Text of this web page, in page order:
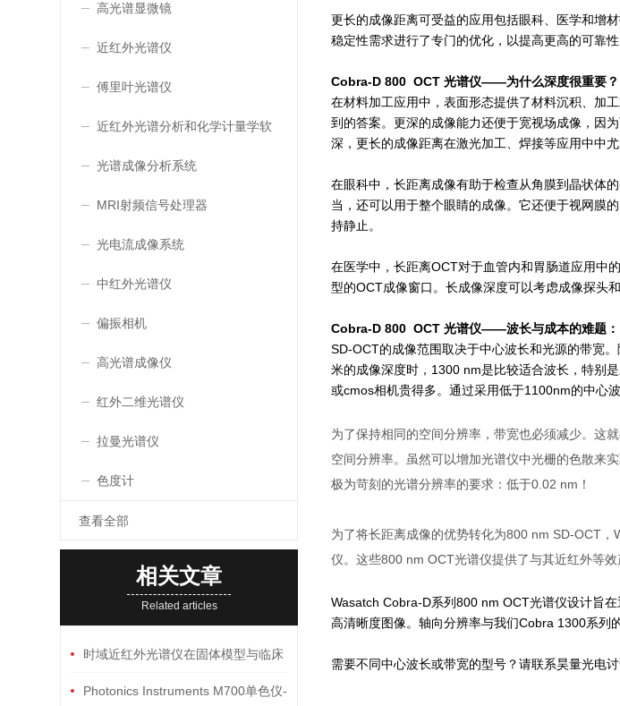
高光谱显微镜
近红外光谱仪
傅里叶光谱仪
近红外光谱分析和化学计量学软
件
光谱成像分析系统
MRI射频信号处理器
光电流成像系统
中红外光谱仪
偏振相机
高光谱成像仪
红外二维光谱仪
拉曼光谱仪
色度计
查看全部
相关文章
Related articles
时域近红外光谱仪在固体模型与临床
的应用
Photonics Instruments M700单色仪-
更长的成像距离可受益的应用包括眼科、医学和增
稳定性需求进行了专门的优化，以提高更高的可靠性
Cobra-D 800 OCT 光谱仪——为什么深度很重要？
在材料加工应用中，表面形态提供了材料沉积、加
到的答案。更深的成像能力还便于宽视场成像，因
深， 更长的成像距离在激光加工、焊接等应用中中
在眼科中，长距离成像有助于检查从角膜到晶状体
当，还可以用于整个眼睛的成像。它还便于视网膜
持静止。
在医学中，长距离OCT对于血管内和胃肠道应用中
型的OCT成像窗口。长成像深度可以考虑成像探头
Cobra-D 800 OCT 光谱仪——波长与成本的难题：
SD-OCT的成像范围取决于中心波长和光源的带宽
米的成像深度时，1300 nm是比较适合波长，特别
或cmos相机贵得多。通过采用低于1100nm的中心
为了保持相同的空间分辨率，带宽也必须减少。这
空间分辨率。虽然可以增加光谱仪中光栅的色散来
极为苛刻的光谱分辨率的要求：低于0.02 nm！
为了将长距离成像的优势转化为800 nm SD-OCT
仪。这些800 nm OCT光谱仪提供了与其近红外等
Wasatch Cobra-D系列800 nm OCT光谱仪设计旨
高清晰度图像。轴向分辨率与我们Cobra 1300系列
需要不同中心波长或带宽的型号？请联系昊量光电讨